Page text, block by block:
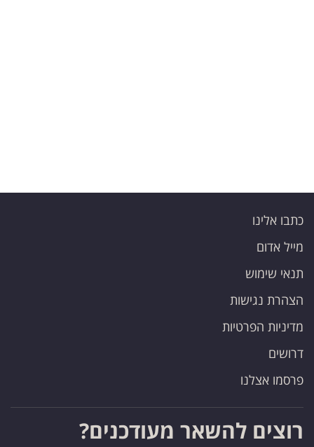
כתבו אלינו
מייל אדום
תנאי שימוש
הצהרת נגישות
מדיניות הפרטיות
דרושים
פרסמו אצלנו
רוצים להשאר מעודכנים?